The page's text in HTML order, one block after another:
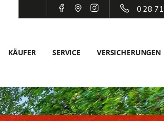
0 28
KÄUFER SERVICE VERSICHERUNGEN